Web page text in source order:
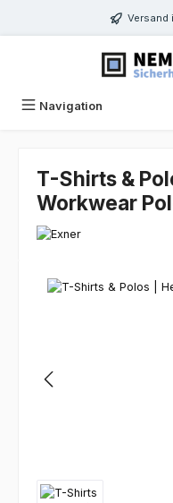
Zum Hauptinhalt springenVersand
Navigation
T-Shirts &
Workwear
Bildergalerie